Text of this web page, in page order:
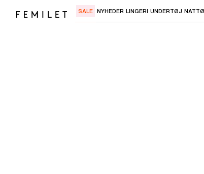
Brug "Pil ned" eller "Enter" til at
SALE NYHEDER LINGERI UNDERTØJ